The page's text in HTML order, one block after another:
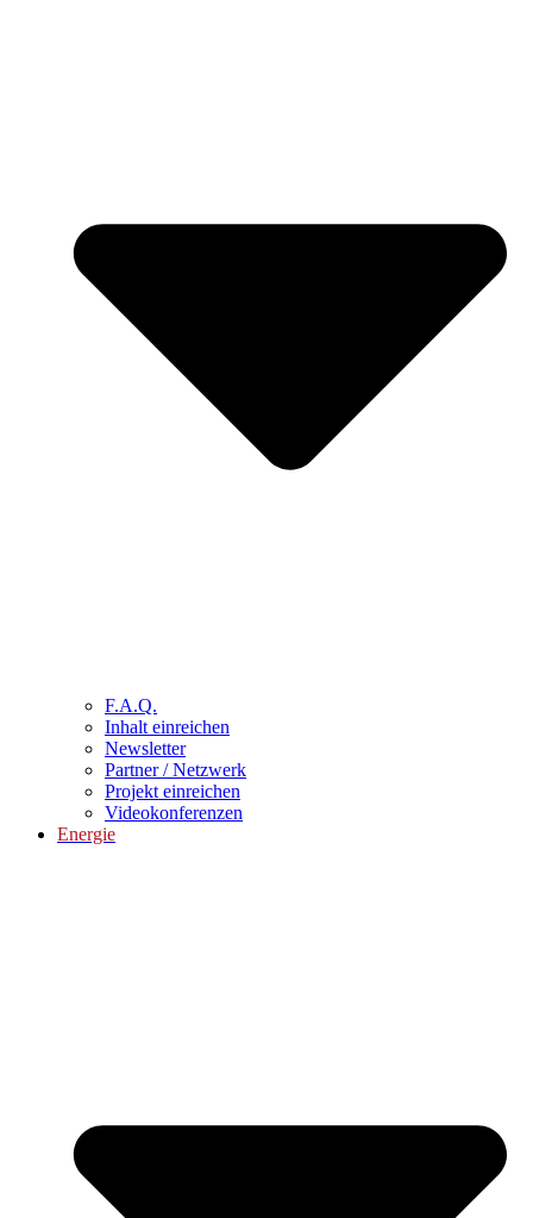
F.A.Q.
Inhalt einreichen
Newsletter
Partner / Netzwerk
Projekt einreichen
Videokonferenzen
Energie